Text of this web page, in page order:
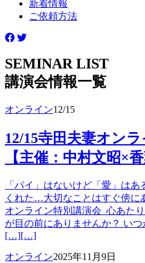
新着情報
ご依頼方法
SEMINAR LIST
講演会情報一覧
オンライン12/15
12/15寺田夫妻オン
【主催：中村文昭×
「パイ」はないけど「愛」は
くれた…大切なことはすぐ傍に
オンライン特別講演会 心あた
が目の前にありませんか？ い
[…][…]
オンライン2025年11月9日